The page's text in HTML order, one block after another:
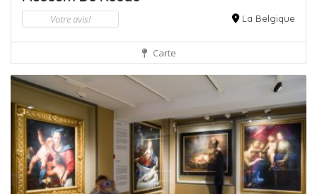
Votre avis! La Belgique
Carte